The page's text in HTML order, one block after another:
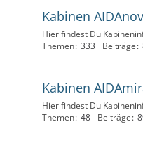
Kabinen
Hier findest Du
Themen 333 Beiträge
Kabinen
Hier findest Du
Themen 48 Beiträge